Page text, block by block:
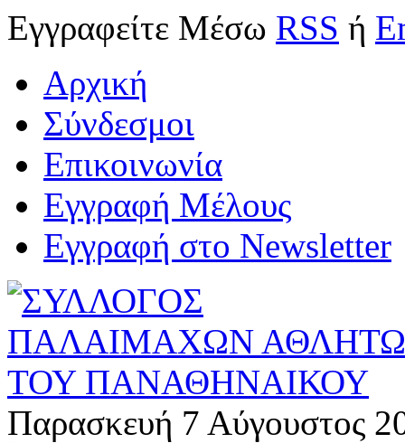
Εγγραφείτε Μέσω RSS ή
Αρχική
Σύνδεσμοι
Επικοινωνία
Εγγραφή Μέλους
Εγγραφή στο Newsletter
Παρασκευή 7 Αύγουστος